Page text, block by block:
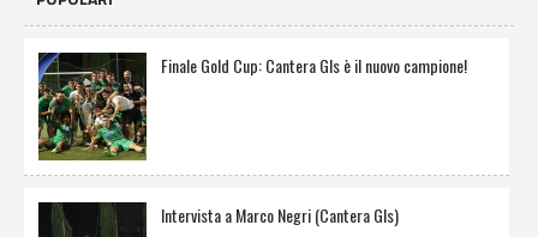
Finale Gold Cup: Cantera Gls è il nuovo campione!
Intervista a Marco Negri (Cantera Gls)